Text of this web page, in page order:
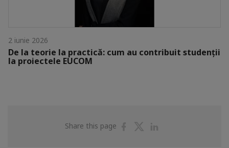
2 iunie 2026
De la teorie la practică: cum au contribuit studenții
la proiectele EUCOM
Share this page
ShareShare